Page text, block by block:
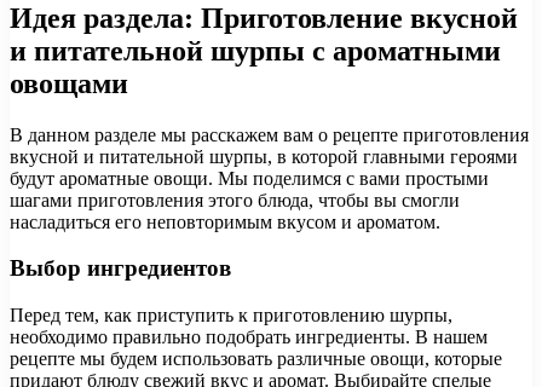
Идея раздела: Приготовление вкусной
и питательной шурпы с ароматными
овощами
В данном разделе мы расскажем вам о рецепте приготовления
вкусной и питательной шурпы, в которой главными героями
будут ароматные овощи. Мы поделимся с вами простыми
шагами приготовления этого блюда, чтобы вы смогли
насладиться его неповторимым вкусом и ароматом.
Выбор ингредиентов
Перед тем, как приступить к приготовлению шурпы,
необходимо правильно подобрать ингредиенты. В нашем
рецепте мы будем использовать различные овощи, которые
придают блюду свежий вкус и аромат. Выбирайте спелые